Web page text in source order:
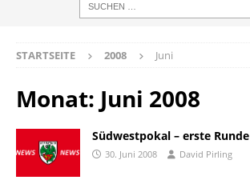
STARTSEITE 2008 Juni
Monat: Juni 2008
Südwestpokal – erste Runde
30. Juni 2008 David Pirling